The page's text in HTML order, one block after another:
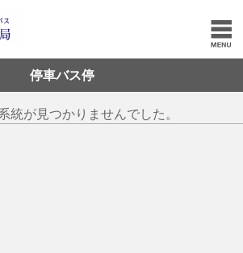
停車バス停
統が見つかりませんでした。